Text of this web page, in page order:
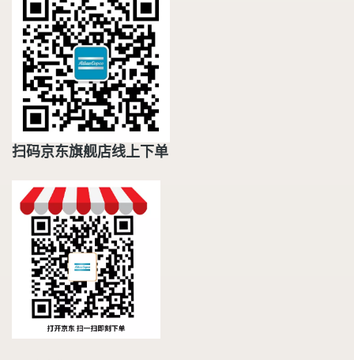
扫码京东旗舰店线上下单